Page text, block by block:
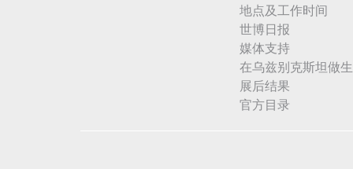
地点及工作时间
世博日报
媒体支持
在乌兹别克斯坦做
展后结果
官方目录